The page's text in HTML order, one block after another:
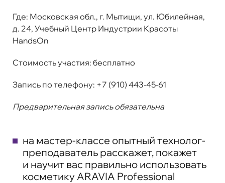
Где: Московская обл., г. Мытищи, ул. Юбилейная,
д. 24, Учебный Центр Индустрии Красоты
HandsOn
Стоимость участия: бесплатно
Запись по телефону: +7 (910) 443-45-61
Предварительная запись обязательна
на мастер-классе опытный технолог-
преподаватель расскажет, покажет
и научит вас правильно использовать
косметику ARAVIA Professional